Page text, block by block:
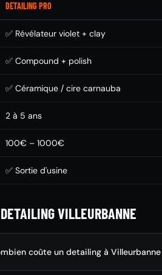
DETAILING PRO
✅ Révélateur violet + clay
✅ Compound + polish
✅ Céramique / cire carnauba
2 à 5 ans
100€ – 1000€
✅ Sortie d'usine
VILLEURBANNE
coûte un detailing à Villeurbanne